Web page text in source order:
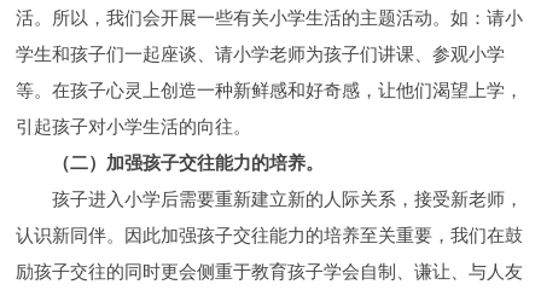
活。所以，我们会开展一些有关小学生活的主题活动。如：请小
学生和孩子们一起座谈、请小学老师为孩子们讲课、参观小学
等。在孩子心灵上创造一种新鲜感和好奇感，让他们渴望上学，
引起孩子对小学生活的向往。
（二）加强孩子交往能力的培养。
孩子进入小学后需要重新建立新的人际关系，接受新老师，
认识新同伴。因此加强孩子交往能力的培养至关重要，我们在鼓
励孩子交往的同时更会侧重于教育孩子学会自制、谦让、与人友